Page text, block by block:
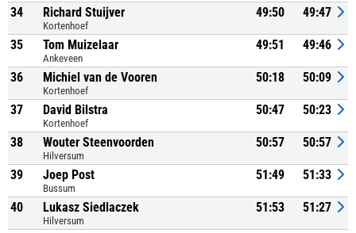
34 Richard Stuijver
Kortenhoef
49:50 49:47
35 Tom Muizelaar
Ankeveen
49:51 49:46
36 Michiel van de Vooren
Kortenhoef
50:18 50:09
37 David Bilstra
Kortenhoef
50:47 50:23
38 Wouter Steenvoorden
Hilversum
50:57 50:57
39 Joep Post
Bussum
51:49 51:33
40 Lukasz Siedlaczek
Hilversum
51:53 51:27